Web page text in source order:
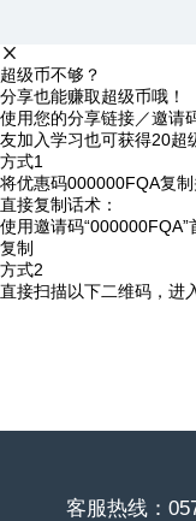
超级币不够？
分享也能赚取超级币哦！
使用您的分享链接／邀请
友加入学习也可获得20超
方式1
将优惠码000000FQA复
直接复制话术：
使用邀请码
复制
方式2
直接扫描以下二维码，进
客服热线：